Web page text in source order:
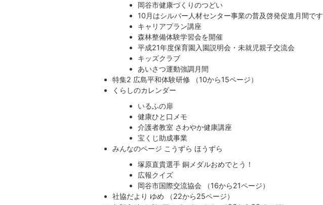
岡谷市健康づくりのつどい
10月はシルバー人材センター事業の普及啓発促進月間です
キャリアプラン講座
森林整備体験学習会を開催
平成21年度保育園入園説明会・未就児親子交流会
キッズクラブ
あいさつ運動強調月間
特集2 広島平和体験研修 （10から15ページ）
くらしのカレンダー
いるふの扉
健康ひと口メモ
介護者教室 さわやか健康講座
宝くじ助成事業
みんなのページ こうずら ほうずら
塚原直貴選手 銅メダルおめでとう！
広報クイズ
岡谷市国際交流協会 （16から21ページ）
社協だより ゆめ （22から25ページ）